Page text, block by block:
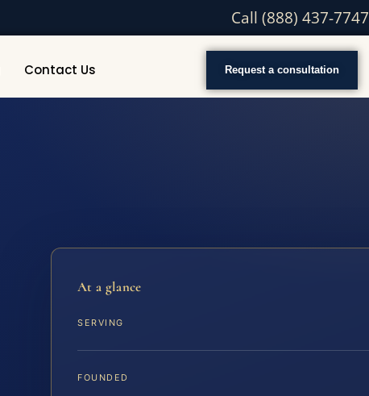
Call (888) 437-7747
Contact Us Request a consultation
At a glance
SERVING
FOUNDED